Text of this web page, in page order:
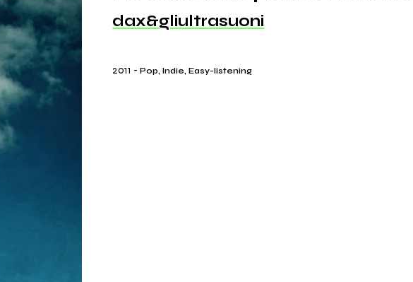
dax&gliultrasuoni
2011 -Pop, Indie, Easy-listening